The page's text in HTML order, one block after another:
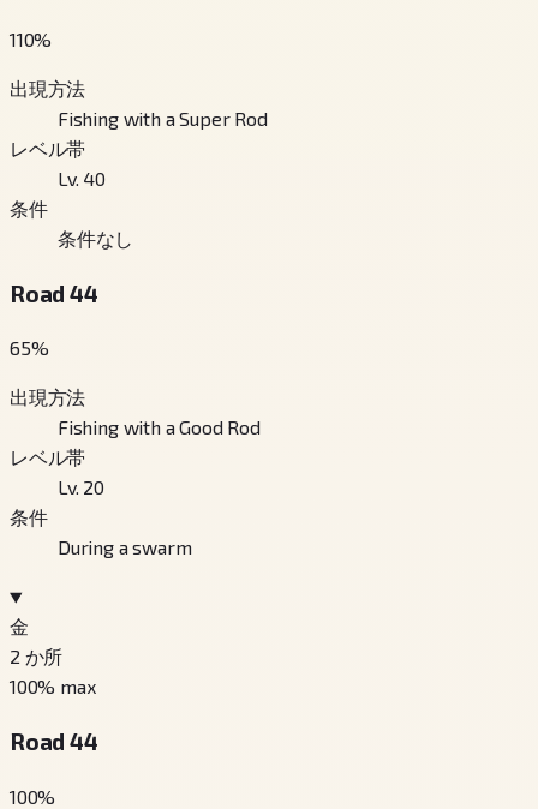
110%
出現方法
Fishing with a Super Rod
レベル帯
Lv. 40
条件
条件なし
Road 44
65%
出現方法
Fishing with a Good Rod
レベル帯
Lv. 20
条件
During a swarm
金
2 か所
100% max
Road 44
100%